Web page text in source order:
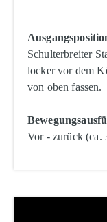
Schulterbreiter
locker vor dem
von oben fassen.
Vor - zurück (ca.